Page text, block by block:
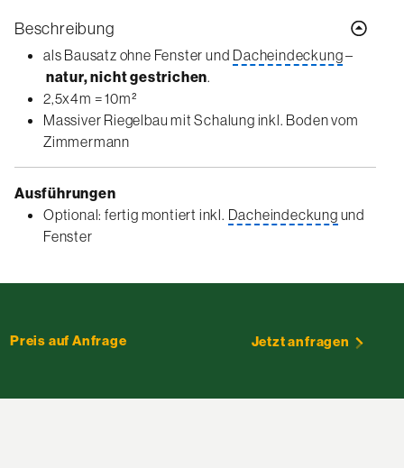
Beschreibung
als Bausatz ohne Fenster und Dacheindeckung–
natur, nicht gestrichen.
2,5x4m = 10m²
Massiver Riegelbau mit Schalung inkl. Boden vom
Zimmermann
Ausführungen
Optional: fertig montiert inkl. Dacheindeckung und
Fenster
Preis auf Anfrage Jetzt anfragen